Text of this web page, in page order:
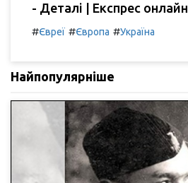
- Деталі | Експрес онлайн
#Євреї #Європа #Україна
Найпопулярніше